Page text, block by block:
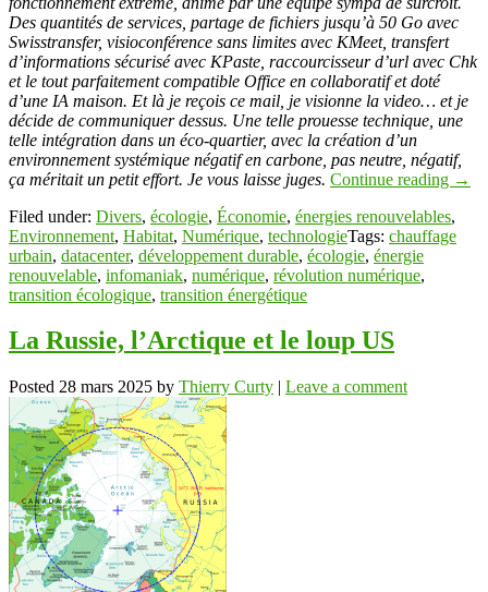
Des quantités de services, partage de fichiers jusqu’à 50 Go avec
Swisstransfer, visioconférence sans limites avec KMeet, transfert
d’informations sécurisé avec KPaste, raccourcisseur d’url avec Chk
et le tout parfaitement compatible Office en collaboratif et doté
d’une IA maison. Et là je reçois ce mail, je visionne la video… et je
décide de communiquer dessus. Une telle prouesse technique, une
telle intégration dans un éco-quartier, avec la création d’un
environnement systémique négatif en carbone, pas neutre, négatif,
ça méritait un petit effort. Je vous laisse juges. Continue reading →
Filed under: Divers, écologie, Économie, énergies renouvelables,
Environnement, Habitat, Numérique, technologieTags: chauffage
urbain, datacenter, développement durable, écologie, énergie
renouvelable, infomaniak, numérique, révolution numérique,
transition écologique, transition énergétique
La Russie, l’Arctique et le loup US
Posted 28 mars 2025 by Thierry Curty | Leave a comment